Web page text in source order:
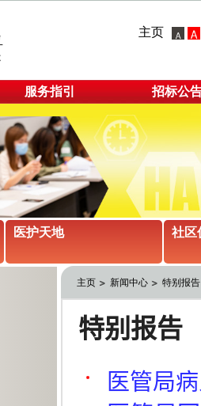
主页
服务指引 招标公
医护天地 社区
主页 新闻中心 特别报告